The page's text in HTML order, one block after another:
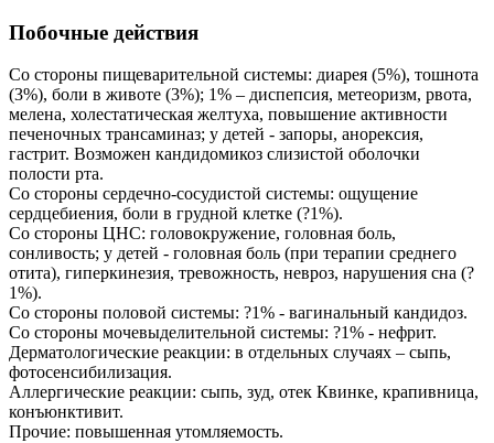
Побочные действия
Со стороны пищеварительной системы: диарея (5%), тошнота
(3%), боли в животе (3%); 1% – диспепсия, метеоризм, рвота,
мелена, холестатическая желтуха, повышение активности
печеночных трансаминаз; у детей - запоры, анорексия,
гастрит. Возможен кандидомикоз слизистой оболочки
полости рта.
Со стороны сердечно-сосудистой системы: ощущение
сердцебиения, боли в грудной клетке (?1%).
Со стороны ЦНС: головокружение, головная боль,
сонливость; у детей - головная боль (при терапии среднего
отита), гиперкинезия, тревожность, невроз, нарушения сна (?
1%).
Со стороны половой системы: ?1% - вагинальный кандидоз.
Со стороны мочевыделительной системы: ?1% - нефрит.
Дерматологические реакции: в отдельных случаях – сыпь,
фотосенсибилизация.
Аллергические реакции: сыпь, зуд, отек Квинке, крапивница,
конъюнктивит.
Прочие: повышенная утомляемость.